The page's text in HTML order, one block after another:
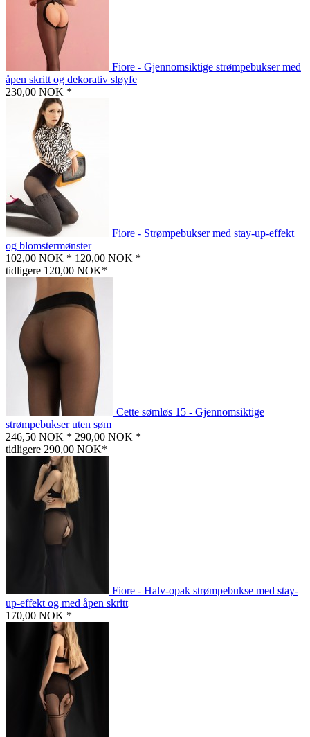
Fiore - Gjennomsiktige strømpebukser med
åpen skritt og dekorativ sløyfe
230,00 NOK *
Fiore - Strømpebukser med stay-up-effekt
og blomstermønster
102,00 NOK * 120,00 NOK *
tidligere 120,00 NOK*
Cette sømløs 15 - Gjennomsiktige
strømpebukser uten søm
246,50 NOK * 290,00 NOK *
tidligere 290,00 NOK*
Fiore - Halv-opak strømpebukse med stay-
up-effekt og med åpen skritt
170,00 NOK *